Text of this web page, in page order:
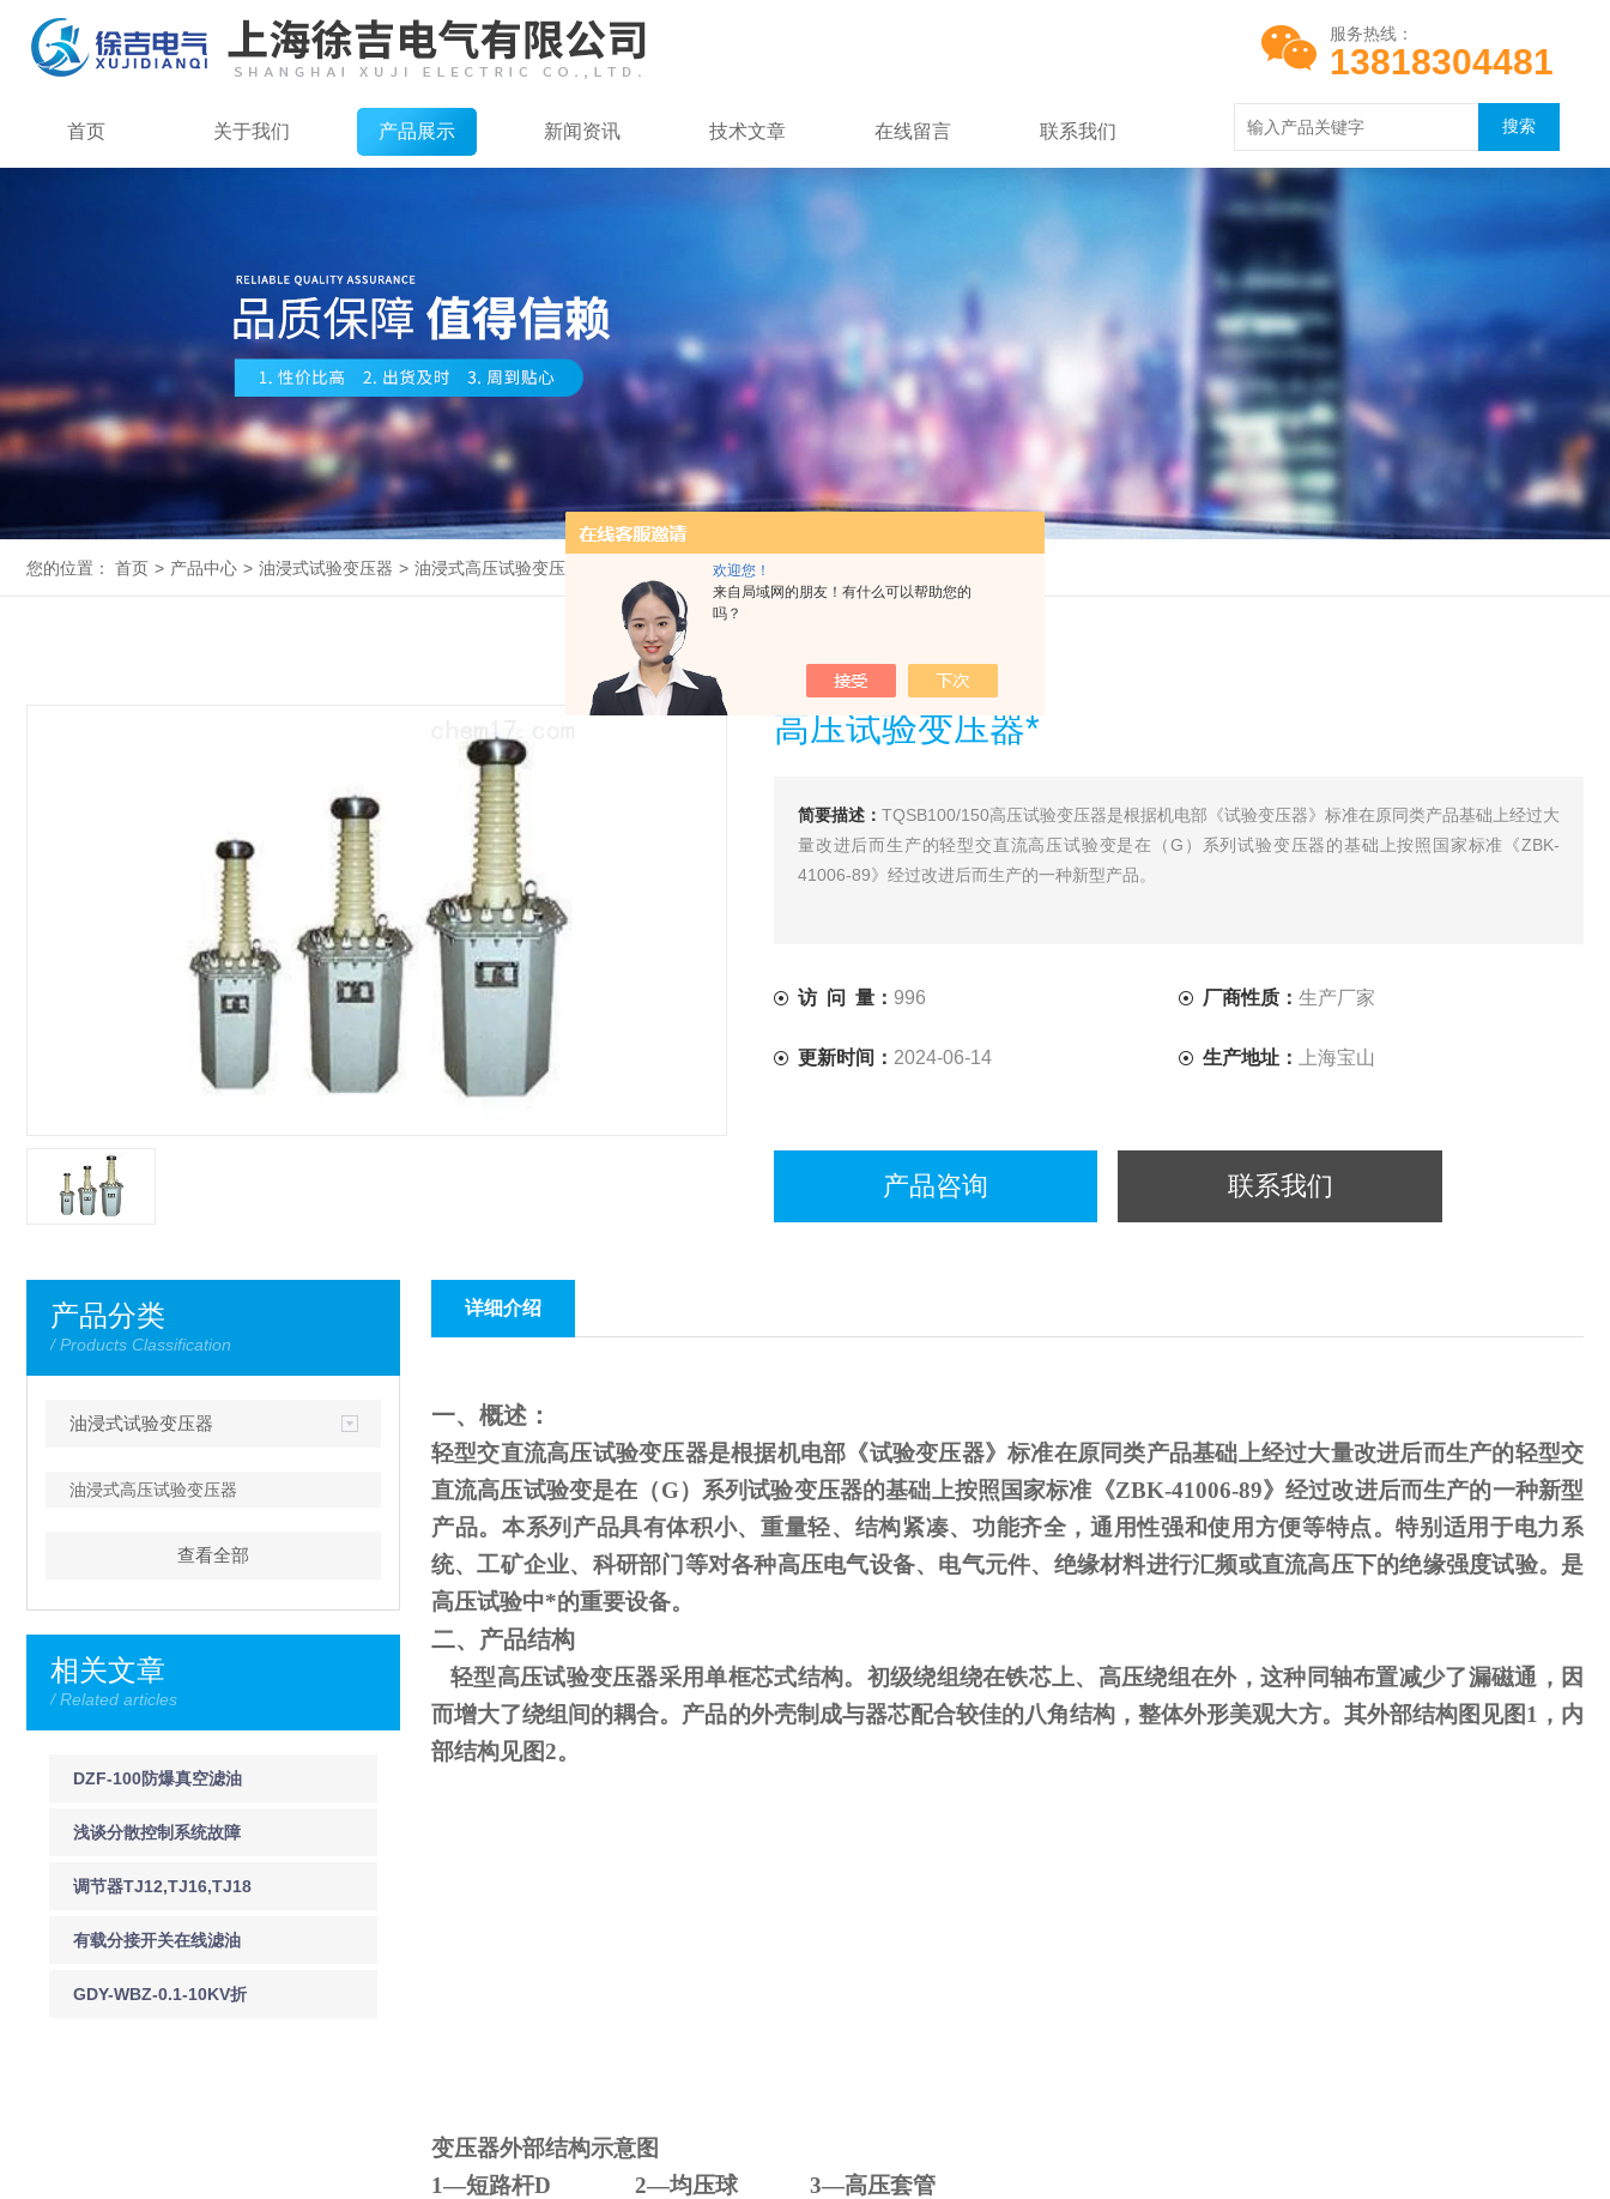
欢迎您！
来自局域网的朋友！有什么可以帮助您的
吗？
服务热线：
13818304481
首页 关于我们 产品展示 新闻资讯 技术文章 在线留言 联系我们
您的位置： 首页 > 产品中心 > 油浸式试验变压器 > 油浸式高压试验变压器 TQSB100/150高压试验变压器*
高压试验变压器*
简要描述： TQSB100/150高压试验变压器是根据机电部《试验变压器》标准在原同类产品基础上经过大
量改进后而生产的轻型交直流高压试验变是在（G）系列试验变压器的基础上按照国家标准《ZBK-
41006-89》经过改进后而生产的一种新型产品。
访 问 量： 996 厂商性质： 生产厂家
更新时间： 2024-06-14 生产地址： 上海宝山
产品咨询 联系我们
产品分类
/ Products Classification
油浸式试验变压器
油浸式高压试验变压器
查看全部
相关文章
/ Related articles
DZF-100防爆真空滤油
机DZF-125防爆真空滤
油机
浅谈分散控制系统故障
预防及应急处理
调节器TJ12,TJ16,TJ18
有载分接开关在线滤油
机 JY-I有载调压分接开
GDY-WBZ-0.1-10KV折
详细介绍
一、概述：
轻型交直流高压试验变压器是根据机电部《试验变压器》标准在原同类产品基础上经过大量改进后而生产的轻型交
直流高压试验变是在（G）系列试验变压器的基础上按照国家标准《ZBK-41006-89》经过改进后而生产的一种新型
产品。本系列产品具有体积小、重量轻、结构紧凑、功能齐全，通用性强和使用方便等特点。特别适用于电力系
统、工矿企业、科研部门等对各种高压电气设备、电气元件、绝缘材料进行汇频或直流高压下的绝缘强度试验。是
高压试验中*的重要设备。
二、产品结构
轻型高压试验变压器采用单框芯式结构。初级绕组绕在铁芯上、高压绕组在外，这种同轴布置减少了漏磁通，因
而增大了绕组间的耦合。产品的外壳制成与器芯配合较佳的八角结构，整体外形美观大方。其外部结构图见图1 ，内
部结构见图2。
变压器外部结构示意图
1—短路杆D 2—均压球 3—高压套管